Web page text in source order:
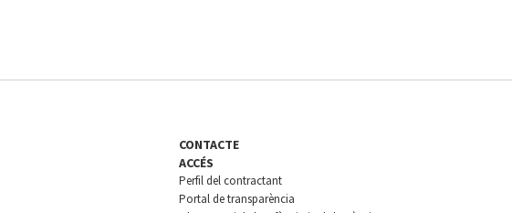
CONTACTE
ACCÉS
Perfil del contractant
Portal de transparència